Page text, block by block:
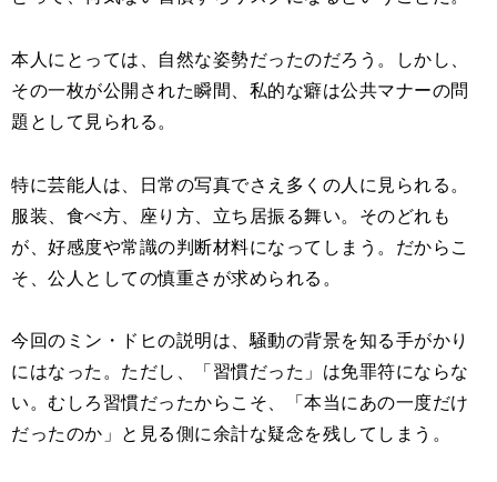
本人にとっては、自然な姿勢だったのだろう。しかし、
その一枚が公開された瞬間、私的な癖は公共マナーの問
題として見られる。
特に芸能人は、日常の写真でさえ多くの人に見られる。
服装、食べ方、座り方、立ち居振る舞い。そのどれも
が、好感度や常識の判断材料になってしまう。だからこ
そ、公人としての慎重さが求められる。
今回のミン・ドヒの説明は、騒動の背景を知る手がかり
にはなった。ただし、「習慣だった」は免罪符にならな
い。むしろ習慣だったからこそ、「本当にあの一度だけ
だったのか」と見る側に余計な疑念を残してしまう。